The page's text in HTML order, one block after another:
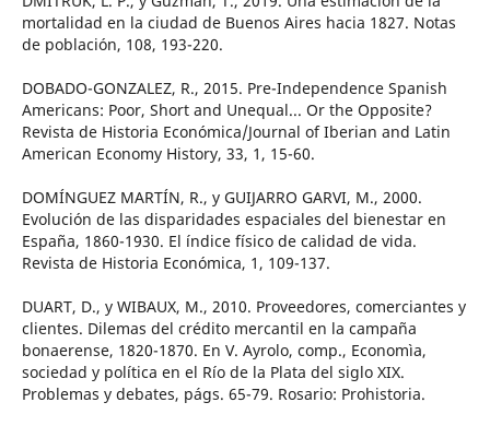
mortalidad en la ciudad de Buenos Aires hacia 1827. Notas
de población, 108, 193-220.
DOBADO-GONZALEZ, R., 2015. Pre-Independence Spanish
Americans: Poor, Short and Unequal... Or the Opposite?
Revista de Historia Económica/Journal of Iberian and Latin
American Economy History, 33, 1, 15-60.
DOMÍNGUEZ MARTÍN, R., y GUIJARRO GARVI, M., 2000.
Evolución de las disparidades espaciales del bienestar en
España, 1860-1930. El índice físico de calidad de vida.
Revista de Historia Económica, 1, 109-137.
DUART, D., y WIBAUX, M., 2010. Proveedores, comerciantes y
clientes. Dilemas del crédito mercantil en la campaña
bonaerense, 1820-1870. En V. Ayrolo, comp., Economìa,
sociedad y política en el Río de la Plata del siglo XIX.
Problemas y debates, págs. 65-79. Rosario: Prohistoria.